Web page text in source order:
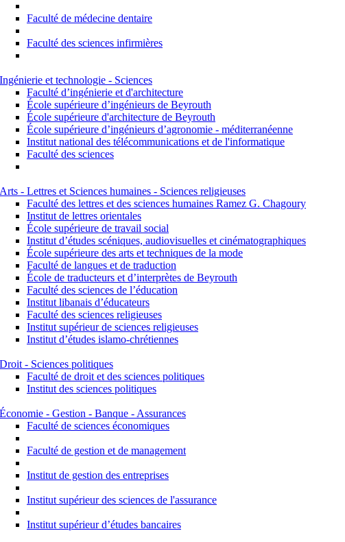
Faculté de médecine dentaire
Faculté des sciences infirmières
Ingénierie et technologie - Sciences
Faculté d’ingénierie et d'architecture
École supérieure d’ingénieurs de Beyrouth
École supérieure d'architecture de Beyrouth
École supérieure d’ingénieurs d’agronomie - méditerranéenne
Institut national des télécommunications et de l'informatique
Faculté des sciences
Arts - Lettres et Sciences humaines - Sciences religieuses
Faculté des lettres et des sciences humaines Ramez G. Chagoury
Institut de lettres orientales
École supérieure de travail social
Institut d’études scéniques, audiovisuelles et cinématographiques
École supérieure des arts et techniques de la mode
Faculté de langues et de traduction
École de traducteurs et d’interprètes de Beyrouth
Faculté des sciences de l’éducation
Institut libanais d’éducateurs
Faculté des sciences religieuses
Institut supérieur de sciences religieuses
Institut d’études islamo-chrétiennes
Droit - Sciences politiques
Faculté de droit et des sciences politiques
Institut des sciences politiques
Économie - Gestion - Banque - Assurances
Faculté de sciences économiques
Faculté de gestion et de management
Institut de gestion des entreprises
Institut supérieur des sciences de l'assurance
Institut supérieur d’études bancaires